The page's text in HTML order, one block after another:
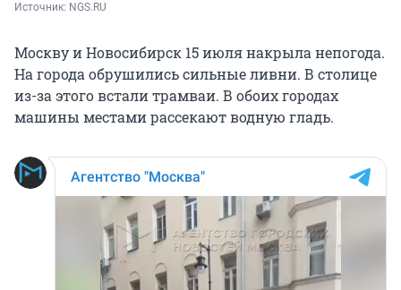
Источник: NGS.RU
Москву и Новосибирск 15 июля накрыла непогода.
На города обрушились сильные ливни. В столице
из-за этого встали трамваи. В обоих городах
машины местами рассекают водную гладь.